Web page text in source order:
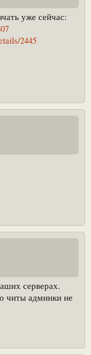
уже сейчас:
2445
серверах.
читы админки не